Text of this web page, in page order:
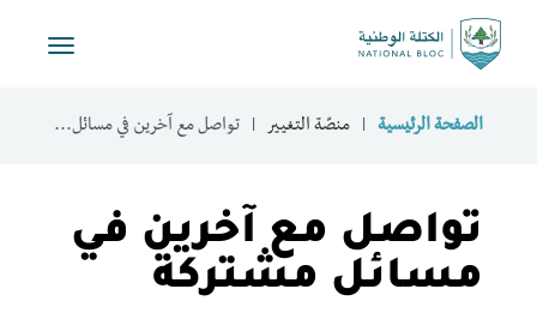
Toggle
الصفحة الرئيسية منصّة التغيير تواصل مع آخرين في مسائل...
تواصل مع آخرين في
مسائل مشتركة